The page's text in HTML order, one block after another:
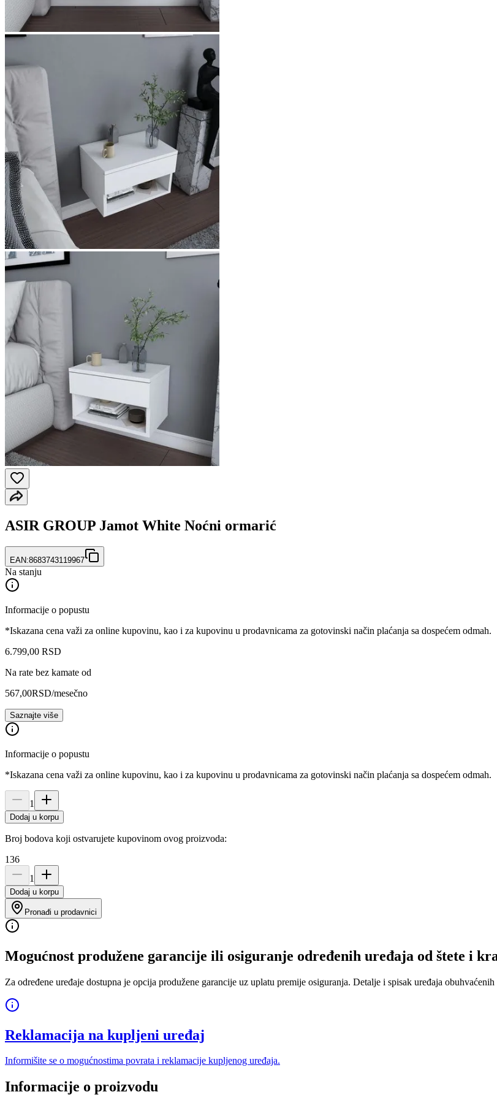
ASIR GROUP Jamot White Noćni ormarić
EAN:8683743119967
Na stanju
Informacije o popustu
*Iskazana cena važi za online kupovinu, kao i za kupovinu u prodavnicama za gotovinski način plaćanja sa dospećem odmah.
6.799,00 RSD
Na rate bez kamate od
567,00RSD/mesečno
Saznajte više
Informacije o popustu
*Iskazana cena važi za online kupovinu, kao i za kupovinu u prodavnicama za gotovinski način plaćanja sa dospećem odmah.
1
Dodaj u korpu
Broj bodova koji ostvarujete kupovinom ovog proizvoda:
136
1
Dodaj u korpu
Pronađi u prodavnici
Mogućnost produžene garancije ili osiguranje određenih uređaja od štete i
Za određene uređaje dostupna je opcija produžene garancije uz uplatu premije osiguranja. Detalje i spisak uređaja
Reklamacija na kupljeni uređaj
Informišite se o mogućnostima povrata i reklamacije kupljenog uređaja.
Informacije o proizvodu